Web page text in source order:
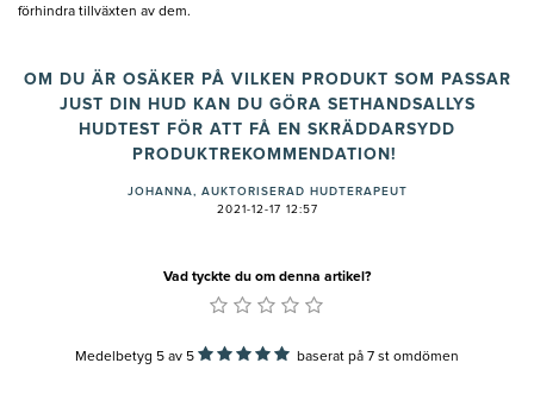
förhindra tillväxten av dem.
OM DU ÄR OSÄKER PÅ VILKEN PRODUKT SOM PASSAR
JUST DIN HUD KAN DU GÖRA SETHANDSALLYS
HUDTEST FÖR ATT FÅ EN SKRÄDDARSYDD
PRODUKTREKOMMENDATION!
JOHANNA, AUKTORISERAD HUDTERAPEUT
2021-12-17 12:57
Vad tyckte du om denna artikel?
Medelbetyg 5 av 5 baserat på 7 st omdömen